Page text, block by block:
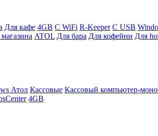
Для кафе 4GB С WiFi R-Keeper С USB
ATOL Для бара Для кофейни Для
Атол Кассовые Кассовый компьютер-
4GB